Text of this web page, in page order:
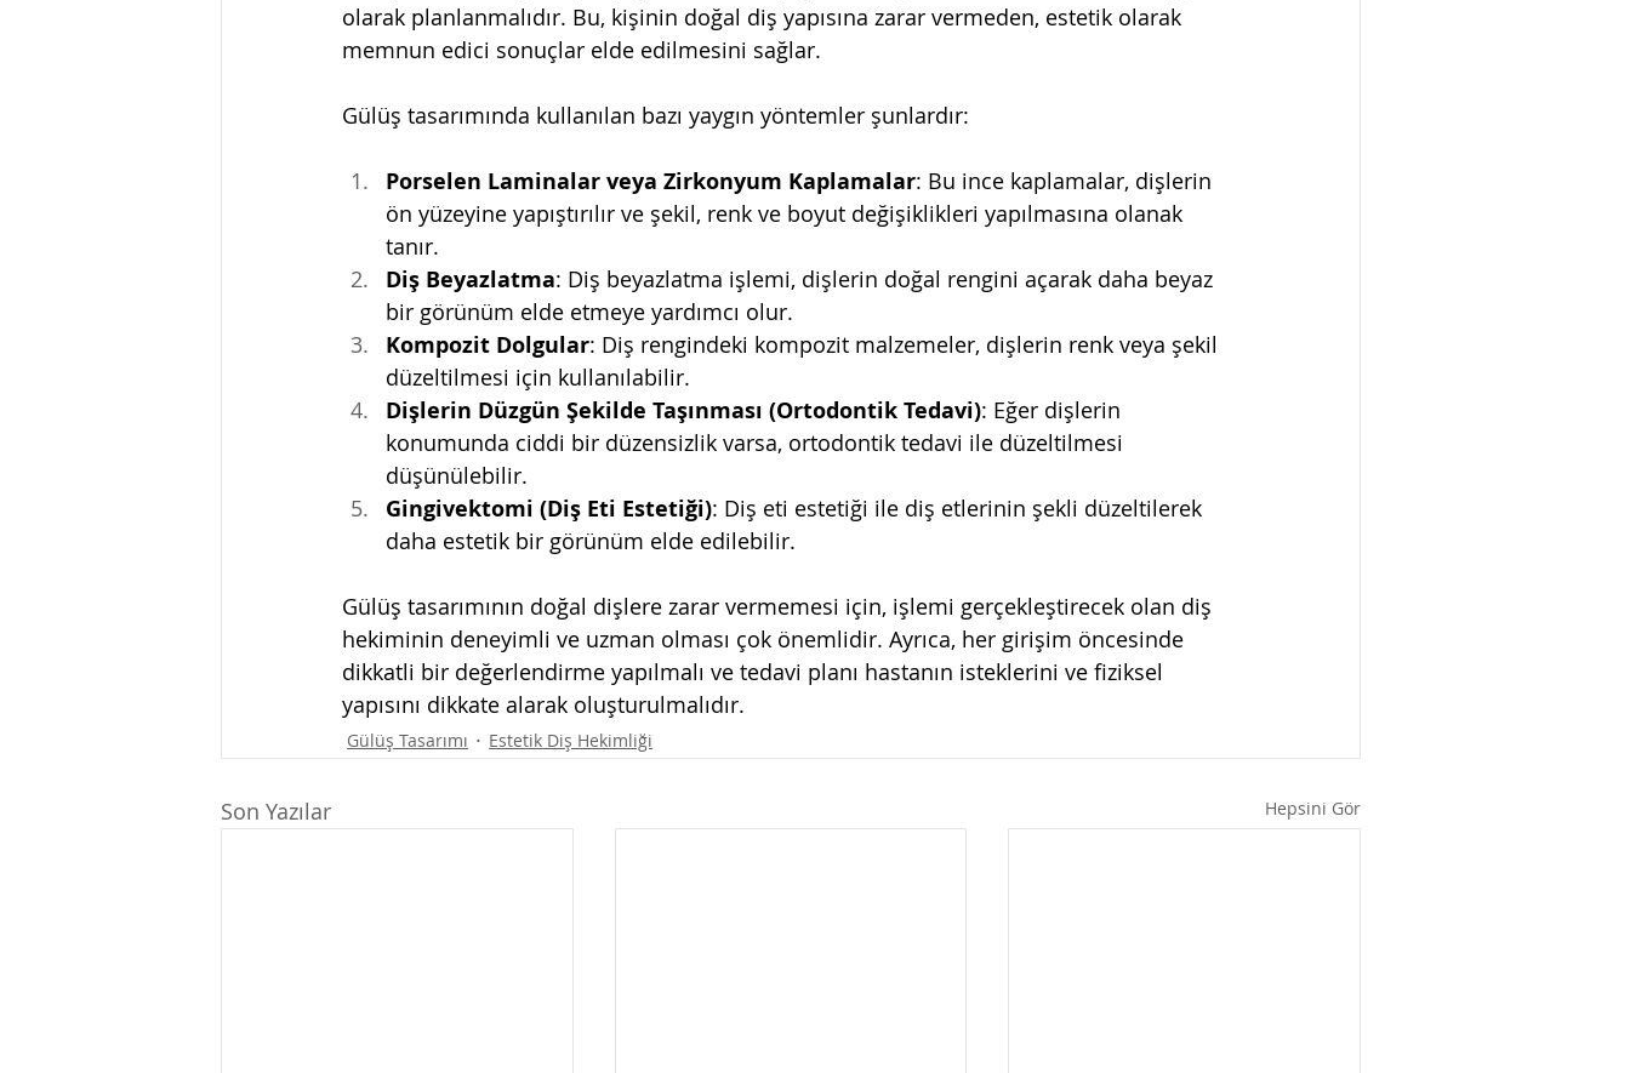
olarak planlanmalıdır. Bu, kişinin doğal diş yapısına zarar vermeden, estetik olarak
memnun edici sonuçlar elde edilmesini sağlar.
Gülüş tasarımında kullanılan bazı yaygın yöntemler şunlardır:
Porselen Laminalar veya Zirkonyum Kaplamalar: Bu ince kaplamalar, dişlerin
ön yüzeyine yapıştırılır ve şekil, renk ve boyut değişiklikleri yapılmasına olanak
tanır.
Diş Beyazlatma: Diş beyazlatma işlemi, dişlerin doğal rengini açarak daha beyaz
bir görünüm elde etmeye yardımcı olur.
Kompozit Dolgular: Diş rengindeki kompozit malzemeler, dişlerin renk veya şekil
düzeltilmesi için kullanılabilir.
Dişlerin Düzgün Şekilde Taşınması (Ortodontik Tedavi): Eğer dişlerin
konumunda ciddi bir düzensizlik varsa, ortodontik tedavi ile düzeltilmesi
düşünülebilir.
Gingivektomi (Diş Eti Estetiği): Diş eti estetiği ile diş etlerinin şekli düzeltilerek
daha estetik bir görünüm elde edilebilir.
Gülüş tasarımının doğal dişlere zarar vermemesi için, işlemi gerçekleştirecek olan diş
hekiminin deneyimli ve uzman olması çok önemlidir. Ayrıca, her girişim öncesinde
dikkatli bir değerlendirme yapılmalı ve tedavi planı hastanın isteklerini ve fiziksel
yapısını dikkate alarak oluşturulmalıdır.
Gülüş Tasarımı Estetik Diş Hekimliği
Son Yazılar Hepsini Gör